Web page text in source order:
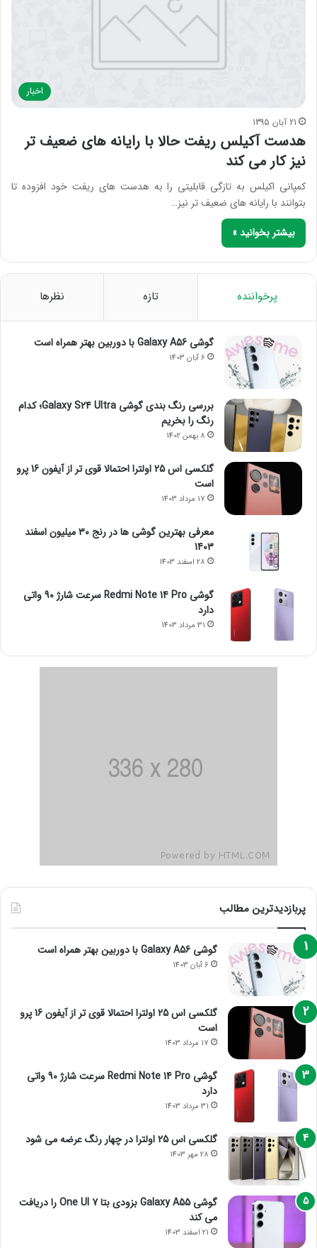
اخبار
21 آبان 1395
هدست آکیلس ریفت حالا با رایانه های ضعیف تر
نیز کار می کند
کمپانی اکیلس به تازگی قابلیتی را به هدست های ریفت خود افزوده تا
بتوانند با رایانه های ضعیف تر نیز…
بیشتر بخوانید »
پرخواننده تازه نظرها
گوشی Galaxy A56 با دوربین بهتر همراه است
6 آبان 1403
بررسی رنگ بندی گوشی Galaxy S24 Ultra؛ کدام
رنگ را بخریم
8 بهمن 1402
گلکسی اس 25 اولترا احتمالا قوی تر از آیفون 16 پرو
است
17 مرداد 1403
معرفی بهترین گوشی ها در رنج ۳۰ میلیون اسفند
1403
28 اسفند 1403
گوشی Redmi Note 14 Pro سرعت شارژ 90 واتی
دارد
31 مرداد 1403
پربازدیدترین مطالب
گوشی Galaxy A56 با دوربین بهتر همراه است
6 آبان 1403
گلکسی اس 25 اولترا احتمالا قوی تر از آیفون 16 پرو
است
17 مرداد 1403
گوشی Redmi Note 14 Pro سرعت شارژ 90 واتی
دارد
31 مرداد 1403
گلکسی اس 25 اولترا در چهار رنگ عرضه می شود
28 مهر 1403
گوشی Galaxy A55 بزودی بتا One UI 7 را دریافت
می کند
21 اسفند 1403